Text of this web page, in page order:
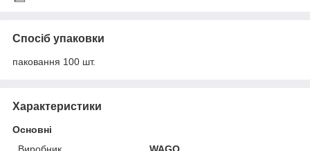
Спосіб упаковки
паковання 100 шт.
Характеристики
Основні
Виробник
WAGO